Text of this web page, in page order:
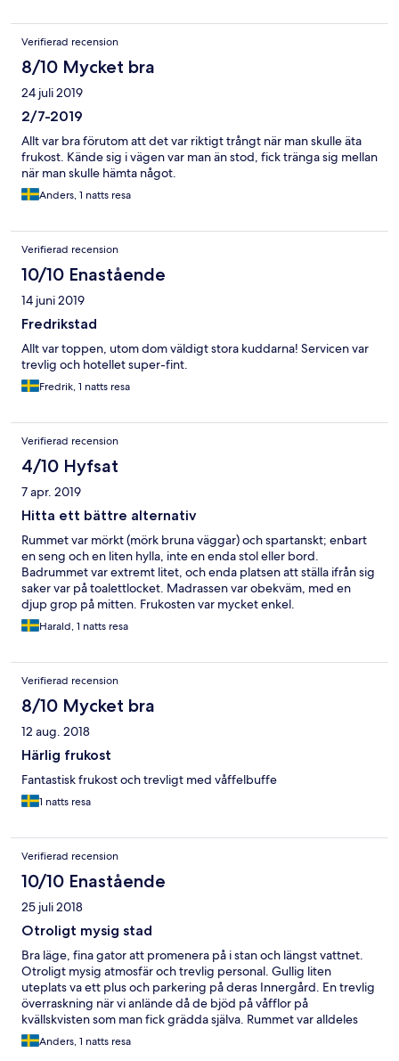
Verifierad recension
8/10 Mycket bra
24 juli 2019
2/7-2019
Allt var bra förutom att det var riktigt trångt när man skulle äta
frukost. Kände sig i vägen var man än stod, fick tränga sig mellan
när man skulle hämta något.
Anders, 1 natts resa
Verifierad recension
10/10 Enastående
14 juni 2019
Fredrikstad
Allt var toppen, utom dom väldigt stora kuddarna! Servicen var
trevlig och hotellet super-fint.
Fredrik, 1 natts resa
Verifierad recension
4/10 Hyfsat
7 apr. 2019
Hitta ett bättre alternativ
Rummet var mörkt (mörk bruna väggar) och spartanskt; enbart
en seng och en liten hylla, inte en enda stol eller bord.
Badrummet var extremt litet, och enda platsen att ställa ifrån sig
saker var på toalettlocket. Madrassen var obekväm, med en
djup grop på mitten. Frukosten var mycket enkel.
Harald, 1 natts resa
Verifierad recension
8/10 Mycket bra
12 aug. 2018
Härlig frukost
Fantastisk frukost och trevligt med våffelbuffe
1 natts resa
Verifierad recension
10/10 Enastående
25 juli 2018
Otroligt mysig stad
Bra läge, fina gator att promenera på i stan och längst vattnet.
Otroligt mysig atmosfär och trevlig personal. Gullig liten
uteplats va ett plus och parkering på deras Innergård. En trevlig
överraskning när vi anlände då de bjöd på våfflor på
kvällskvisten som man fick grädda själva. Rummet var alldeles
lagom för mig och min sambo. Den extrema värmen under vår
resa gjorde dock rummet väldigt varmt men hade fått två små
Anders, 1 natts resa